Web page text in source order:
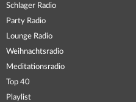
Schlager Radio
Party Radio
Lounge Radio
Weihnachtsradio
Meditationsradio
Top 40
Playlist